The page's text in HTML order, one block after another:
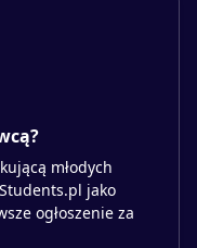
młodych
jako
ogłoszenie za